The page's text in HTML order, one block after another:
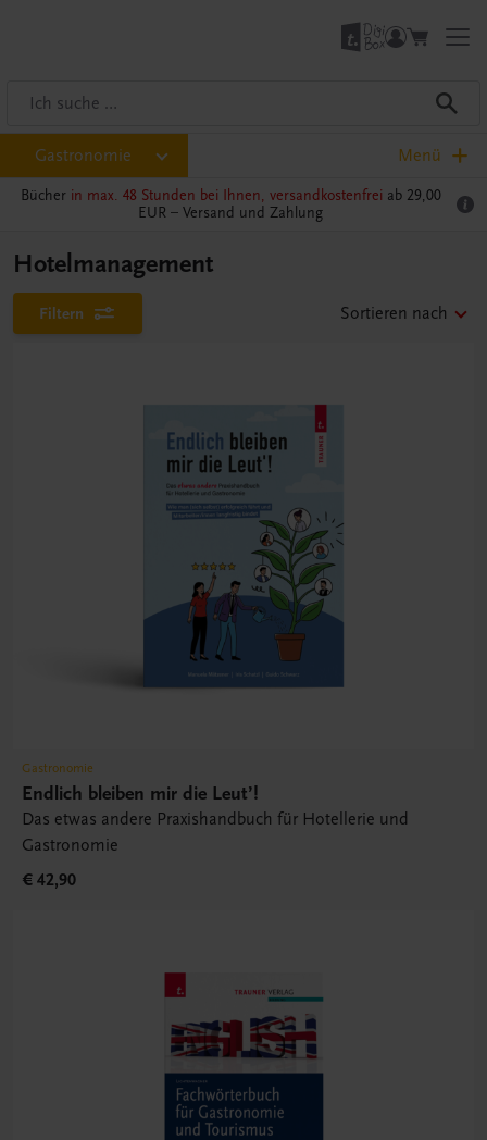
Gastronomie Menü
Bücher in max. 48 Stunden bei Ihnen, versandkostenfrei ab 29,00
EUR – Versand und Zahlung
Hotelmanagement
Filtern Sortieren nach
Gastronomie
Endlich bleiben mir die Leut’!
Das etwas andere Praxishandbuch für Hotellerie und
Gastronomie
€ 42,90